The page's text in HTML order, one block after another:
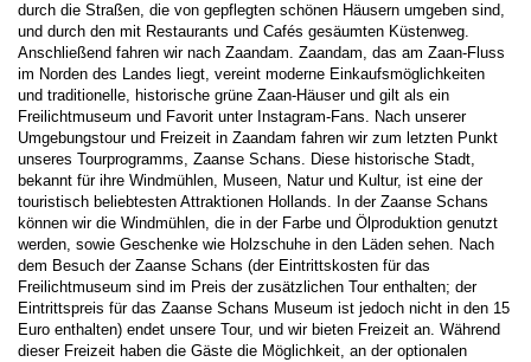
durch die Straßen, die von gepflegten schönen Häusern umgeben sind,
und durch den mit Restaurants und Cafés gesäumten Küstenweg.
Anschließend fahren wir nach Zaandam. Zaandam, das am Zaan-Fluss
im Norden des Landes liegt, vereint moderne Einkaufsmöglichkeiten
und traditionelle, historische grüne Zaan-Häuser und gilt als ein
Freilichtmuseum und Favorit unter Instagram-Fans. Nach unserer
Umgebungstour und Freizeit in Zaandam fahren wir zum letzten Punkt
unseres Tourprogramms, Zaanse Schans. Diese historische Stadt,
bekannt für ihre Windmühlen, Museen, Natur und Kultur, ist eine der
touristisch beliebtesten Attraktionen Hollands. In der Zaanse Schans
können wir die Windmühlen, die in der Farbe und Ölproduktion genutzt
werden, sowie Geschenke wie Holzschuhe in den Läden sehen. Nach
dem Besuch der Zaanse Schans (der Eintrittskosten für das
Freilichtmuseum sind im Preis der zusätzlichen Tour enthalten; der
Eintrittspreis für das Zaanse Schans Museum ist jedoch nicht in den 15
Euro enthalten) endet unsere Tour, und wir bieten Freizeit an. Während
dieser Freizeit haben die Gäste die Möglichkeit, an der optionalen